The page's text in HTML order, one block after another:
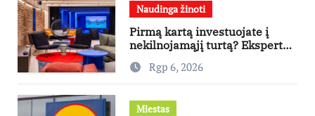
Naudinga žinoti
Pirmą kartą investuojate į
nekilnojamąjį turtą? Ekspertas
pataria, kaip pasirinkti būstą,
kuris generuos grąžą
Rgp 6, 2026
Miestas